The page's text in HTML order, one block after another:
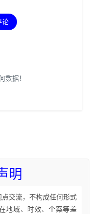
论
数据！
明
交流，不构成任何形式
地域、时效、个案等差